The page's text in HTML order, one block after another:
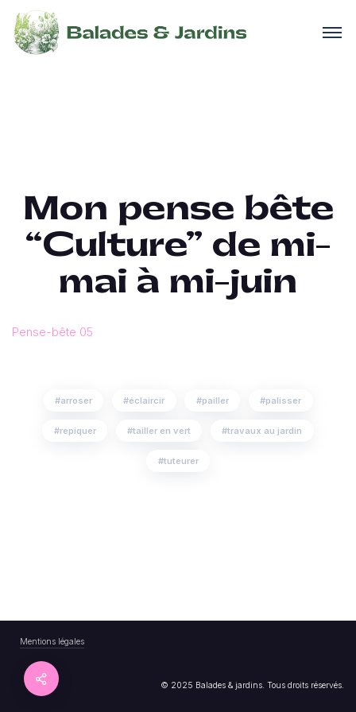
Mon pense bête
“Culture” de mi-
mai à mi-juin
Pense-bête 05
arroser éclaircir pailler palisser
repiquer tailler en vert travaux au jardin
tuteurer
Mentions légales
© 2025 Balades & jardins. Tous droits réservés.